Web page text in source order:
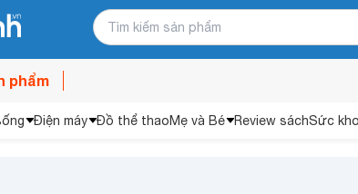
phẩm
Điện máy Đồ thể thaoMẹ và Bé Review sáchSức